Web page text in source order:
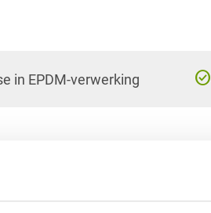
in EPDM-verwerking check_circle
TE KOPEN